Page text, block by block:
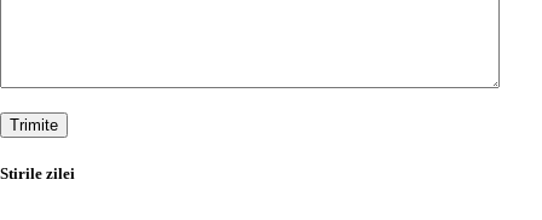
Trimite
Stirile zilei